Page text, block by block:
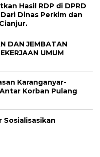
Hasil RDP di DPRD
Dinas Perkim dan
DAN JEMBATAN
UMUM
Karanganyar-
Korban Pulang
Sosialisasikan